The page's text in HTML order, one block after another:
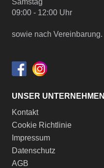
Samstag
09:00 - 12:00 Uhr
sowie nach Vereinbarung.
UNSER UNTERNEHMEN
Kontakt
Cookie Richtlinie
Impressum
Datenschutz
AGB